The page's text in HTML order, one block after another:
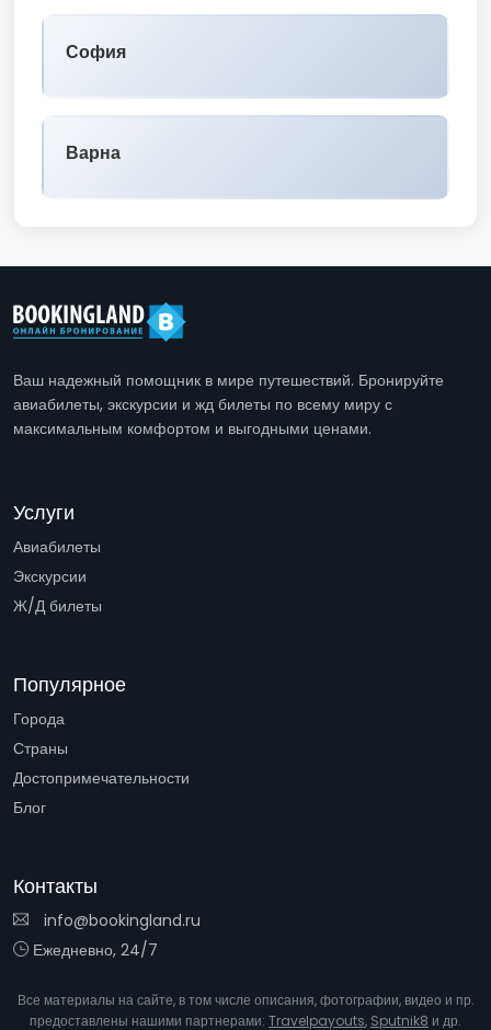
София
Варна
Ваш надежный помощник в мире путешествий. Бронируйте
авиабилеты, экскурсии и жд билеты по всему миру с
максимальным комфортом и выгодными ценами.
Услуги
Авиабилеты
Экскурсии
Ж/Д билеты
Популярное
Города
Страны
Достопримечательности
Блог
Контакты
info@bookingland.ru
Ежедневно, 24/7
Все материалы на сайте, в том числе описания, фотографии, видео и пр.
предоставлены нашими партнерами: Travelpayouts, Sputnik8 и др.